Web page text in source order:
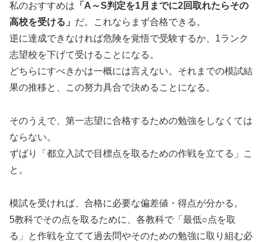
私のおすすめは 「A～S判定を1月までに2回取れたらその
高校を受ける」 だ。これならまず合格できる。
逆に達成できなければ危険を覚悟で受験するか、1ランク
志望校を下げて受けることになる。
どちらにすべきかは一概には言えない。それまでの模試結
果の推移と、この努力具合で決めることになる。
そのうえで、第一志望に合格するための勉強をしなくては
ならない。
ずばり「都立入試で目標点を取るための作戦を立てる」こ
と。
模試を受ければ、合格に必要な偏差値・得点が分かる。
5教科でその点を取るために、各教科で「最低○点を取
る」と作戦を立てて過去問やそのための勉強に取り組む必